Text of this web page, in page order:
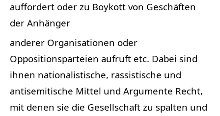
auffordert oder zu Boykott von Geschäften
der Anhänger
anderer Organisationen oder
Oppositionsparteien aufruft etc. Dabei sind
ihnen nationalistische, rassistische und
antisemitische Mittel und Argumente Recht,
mit denen sie die Gesellschaft zu spalten und